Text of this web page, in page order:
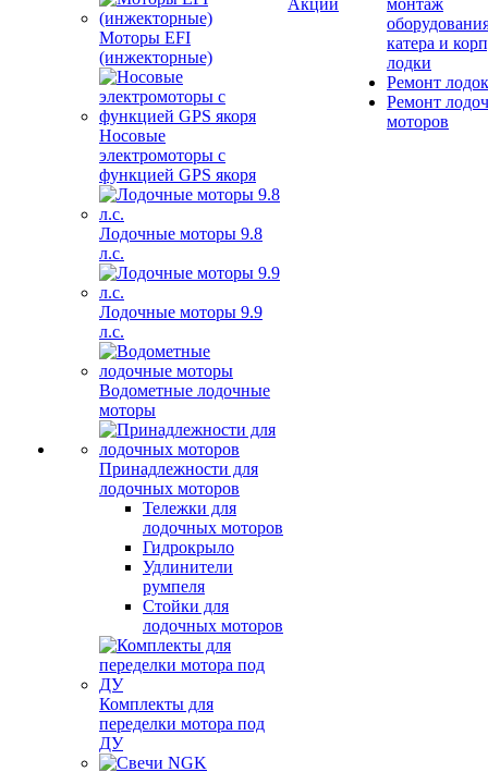
Моторы EFI
(инжекторные)
Носовые
электромоторы с
функцией GPS якоря
Лодочные моторы 9.8
л.с.
Лодочные моторы 9.9
л.с.
Водометные лодочные
моторы
Принадлежности для
лодочных моторов
Тележки для
лодочных моторов
Гидрокрыло
Удлинители
румпеля
Стойки для
лодочных моторов
Комплекты для
переделки мотора под
ДУ
Акции
монтаж
катера и
лодки
Ремонт
Ремонт
моторов